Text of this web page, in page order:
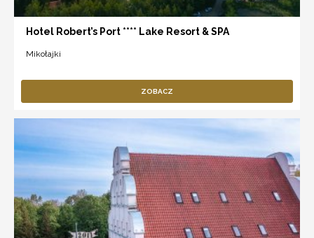
Hotel Robert’s Port **** Lake Resort & SPA
Mikołajki
ZOBACZ